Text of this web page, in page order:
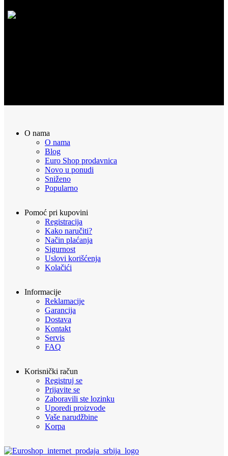
O nama
O nama
Blog
Euro Shop prodavnica
Novo u ponudi
Sniženo
Popularno
Pomoć pri kupovini
Registracija
Kako naručiti?
Način plaćanja
Sigurnost
Uslovi korišćenja
Kolačići
Informacije
Reklamacije
Garancija
Dostava
Kontakt
Servis
FAQ
Korisnički račun
Registruj se
Prijavite se
Zaboravili ste lozinku
Uporedi proizvode
Vaše narudžbine
Korpa